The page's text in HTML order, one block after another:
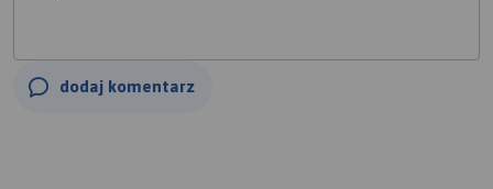
dodaj komentarz